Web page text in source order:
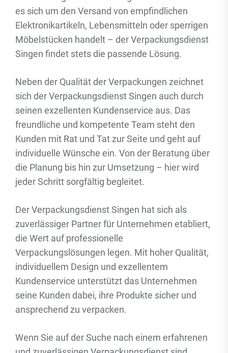
es sich um den Versand von empfindlichen
Elektronikartikeln, Lebensmitteln oder sperrigen
Möbelstücken handelt – der Verpackungsdienst
Singen findet stets die passende Lösung.
Neben der Qualität der Verpackungen zeichnet
sich der Verpackungsdienst Singen auch durch
seinen exzellenten Kundenservice aus. Das
freundliche und kompetente Team steht den
Kunden mit Rat und Tat zur Seite und geht auf
individuelle Wünsche ein. Von der Beratung über
die Planung bis hin zur Umsetzung – hier wird
jeder Schritt sorgfältig begleitet.
Der Verpackungsdienst Singen hat sich als
zuverlässiger Partner für Unternehmen etabliert,
die Wert auf professionelle
Verpackungslösungen legen. Mit hoher Qualität,
individuellem Design und exzellentem
Kundenservice unterstützt das Unternehmen
seine Kunden dabei, ihre Produkte sicher und
ansprechend zu verpacken.
Wenn Sie auf der Suche nach einem erfahrenen